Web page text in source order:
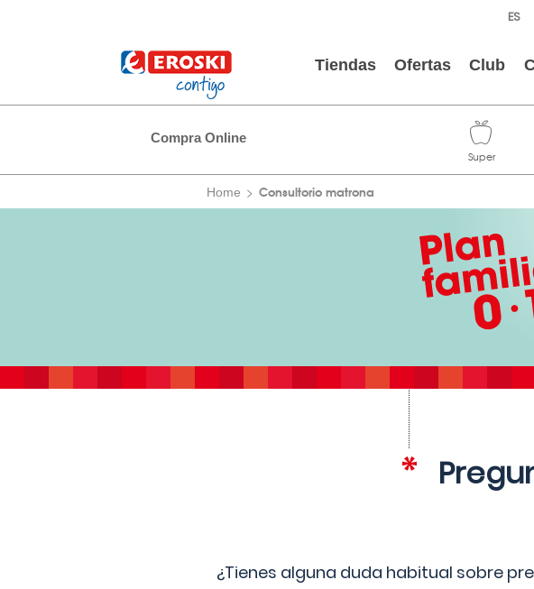
Tiendas Ofertas Club
Compra Online
Home Consultorio matrona
¿Tienes alguna duda habitual sobre